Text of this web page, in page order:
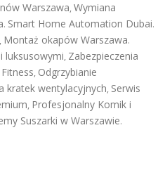
Warszawa, Wymiana
. Smart Home Automation Dubai.
, Montaż okapów Warszawa.
luksusowymi, Zabezpieczenia
, Odgrzybianie
kratek wentylacyjnych, Serwis
, Profesjonalny Komik i
Suszarki w Warszawie.